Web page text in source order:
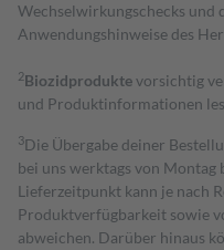
Wechselwirkungschecks und
Anwendungshinweise des
2Biozidproduktevorsichtig
und Produktinformationen
3Die Übergabe deiner
bei uns werktags von Montag
Lieferzeitpunkt kann je nach
Produktverfügbarkeit sowie
abweichen. Darüber hinaus